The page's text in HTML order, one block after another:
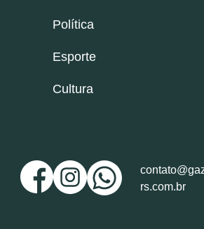
Política
Esporte
Cultura
rs.com.br